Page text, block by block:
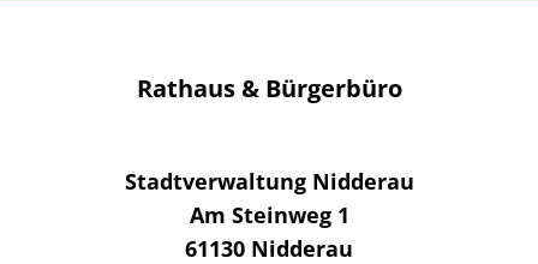
Rathaus & Bürgerbüro
Stadtverwaltung Nidderau
Am Steinweg 1
61130 Nidderau